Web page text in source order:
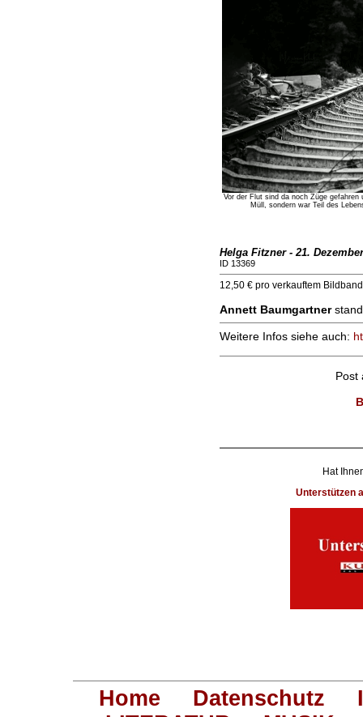
Vor der Flut sind da noch Züge
Müll, sondern war Teil des
Helga Fitzner - 21.
ID 13369
12,50 € pro verkauftem
Annett Baumgartner
Weitere Infos siehe auch:
Post
Hat
Unterstützen
Home Datenschutz